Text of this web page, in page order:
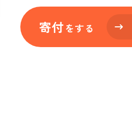
寄付をする